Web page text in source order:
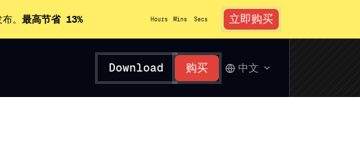
。 最高节省 13% Hours Mins Secs 立即购买
Download 购买 中文